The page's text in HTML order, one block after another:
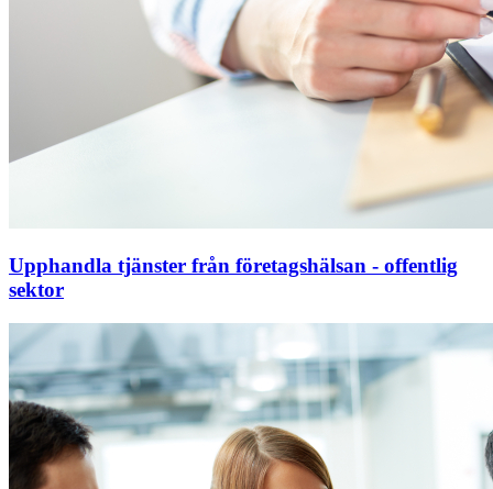
Upphandla tjänster från företagshälsan - offentlig
sektor